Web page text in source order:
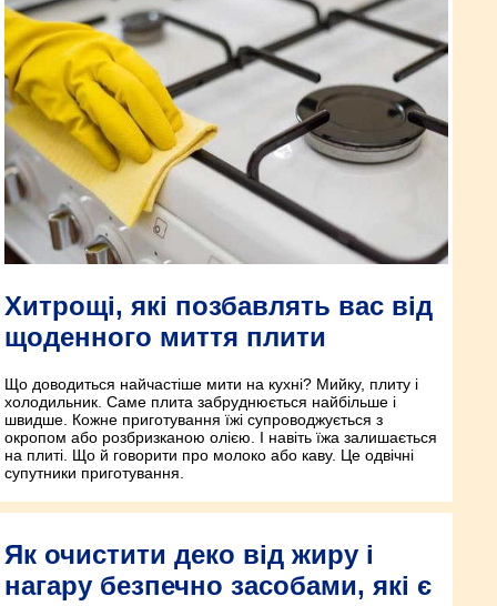
Хитрощі, які позбавлять вас від
щоденного миття плити
Що доводиться найчастіше мити на кухні? Мийку, плиту і
холодильник. Саме плита забруднюється найбільше і
швидше. Кожне приготування їжі супроводжується з
окропом або розбризканою олією. І навіть їжа залишається
на плиті. Що й говорити про молоко або каву. Це одвічні
супутники приготування.
Як очистити деко від жиру і
нагару безпечно засобами, які є